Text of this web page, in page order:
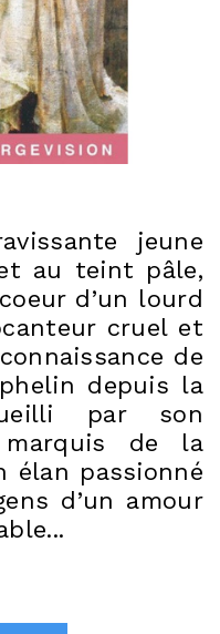
jeune
au teint pâle,
d’un lourd
cruel et
de
depuis la
par son
de la
élan passionné
d’un amour